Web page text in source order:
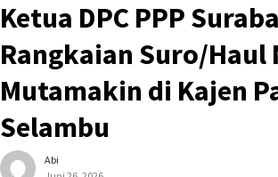
Ketua DPC PPP
Rangkaian Suro/Haul
Mutamakin di Kajen
Selambu
Abi